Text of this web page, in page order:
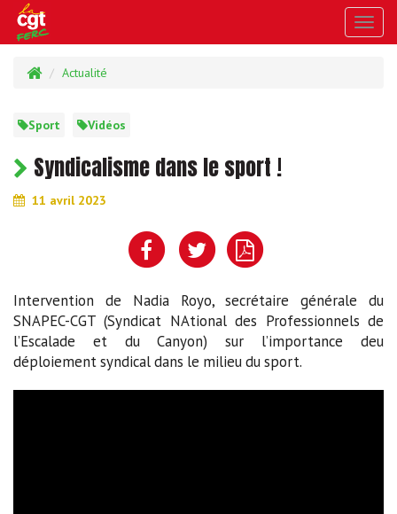
Actualité
Sport Vidéos
Syndicalisme dans le sport !
11 avril 2023
Intervention de Nadia Royo, secrétaire générale du
SNAPEC-CGT (Syndicat NAtional des Professionnels de
l’Escalade et du Canyon) sur l’importance deu
déploiement syndical dans le milieu du sport.